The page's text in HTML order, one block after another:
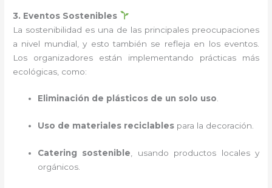
3. Eventos Sostenibles
La sostenibilidad es una de las principales preocupaciones
a nivel mundial, y esto también se refleja en los eventos.
Los organizadores están implementando prácticas más
ecológicas, como:
Eliminación de plásticos de un solo uso.
Uso de materiales reciclables para la decoración.
Catering sostenible , usando productos locales y
orgánicos.